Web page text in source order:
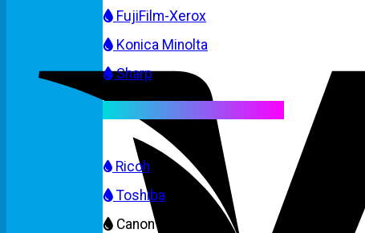
FujiFilm-Xerox
Konica Minolta
Sharp
Ricoh
Toshiba
Canon